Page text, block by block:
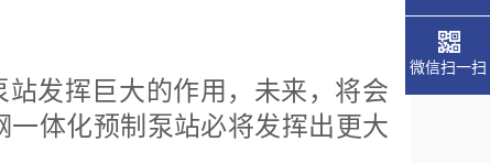
发挥巨大的作用，未来，将会
体化预制泵站必将发挥出更大
微信扫一扫